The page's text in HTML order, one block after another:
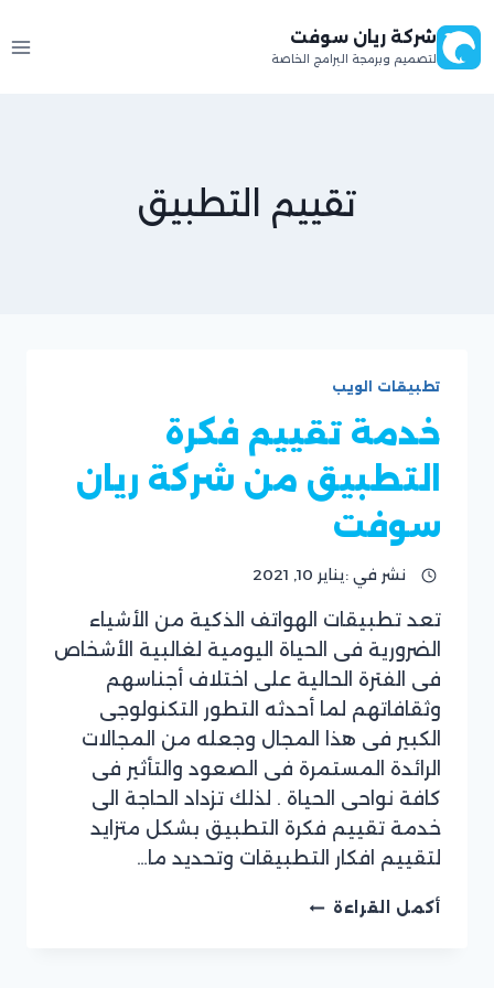
إلى
المحتوى
شركة ريان سوفت
لتصميم وبرمجة البرامج الخاصة
تقييم التطبيق
تطبيقات الويب
خدمة تقييم فكرة
التطبيق من شركة ريان
سوفت
بقلم
Kareem
نشر في :يناير 10, 2021
تعد تطبيقات الهواتف الذكية من الأشياء
الضرورية فى الحياة اليومية لغالبية الأشخاص
فى الفترة الحالية على اختلاف أجناسهم
وثقافاتهم لما أحدثه التطور التكنولوجى
الكبير فى هذا المجال وجعله من المجالات
الرائدة المستمرة فى الصعود والتأثير فى
كافة نواحى الحياة . لذلك تزداد الحاجة الى
خدمة تقييم فكرة التطبيق بشكل متزايد
لتقييم افكار التطبيقات وتحديد ما…
أكمل القراءة خدمة